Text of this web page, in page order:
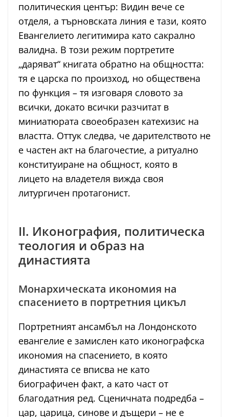
политическия център: Видин вече се
отделя, а търновската линия е тази, която
Евангелието легитимира като сакрално
валидна. В този режим портретите
„даряват“ книгата обратно на общността:
тя е царска по произход, но обществена
по функция – тя изговаря словото за
всички, докато всички разчитат в
миниатюрата своеобразен катехизис на
властта. Оттук следва, че дарителството не
е частен акт на благочестие, а ритуално
конституиране на общност, която в
лицето на владетеля вижда своя
литургичен протагонист.
II. Иконография, политическа
теология и образ на
династията
Монархическата икономия на
спасението в портретния цикъл
Портретният ансамбъл на Лондонското
евангелие е замислен като иконографска
икономия на спасението, в която
династията се вписва не като
биографичен факт, а като част от
благодатния ред. Сценичната подредба –
цар, царица, синове и дъщери – не е